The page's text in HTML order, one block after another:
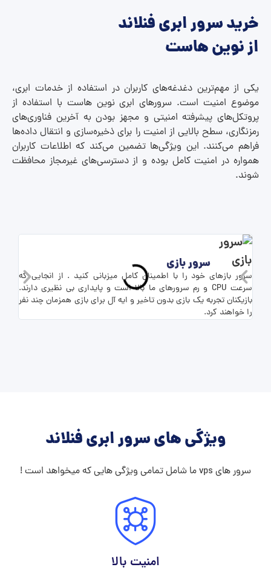
خرید سرور ابری فنلاند
از نوین هاست
یکی از مهم‌ترین دغدغه‌های کاربران در استفاده از خدمات ابری،
موضوع امنیت است. سرورهای ابری نوین هاست با استفاده از
پروتکل‌های پیشرفته امنیتی و مجهز بودن به آخرین فناوری‌های
رمزنگاری، سطح بالایی از امنیت را برای ذخیره‌سازی و انتقال داده‌ها
فراهم می‌کنند. این ویژگی‌ها تضمین می‌کند که اطلاعات کاربران
همواره در امنیت کامل بوده و از دسترسی‌های غیرمجاز محافظت
شوند.
سرور بازی
سرور بازهای خود را با اطمینان کامل میزبانی کنید . از انجایی که
سرعت CPU و رم سرورهای ما بالا است و پایداری بی نظیری دارند.
بازیکنان تجربه یک بازی بدون تاخیر و ایه آل برای بازی همزمان چند نفر
را خواهند کرد.
ویژگی های سرور ابری فنلاند
سرور های vps ما شامل تمامی ویژگی هایی که میخواهد است !
امنیت بالا